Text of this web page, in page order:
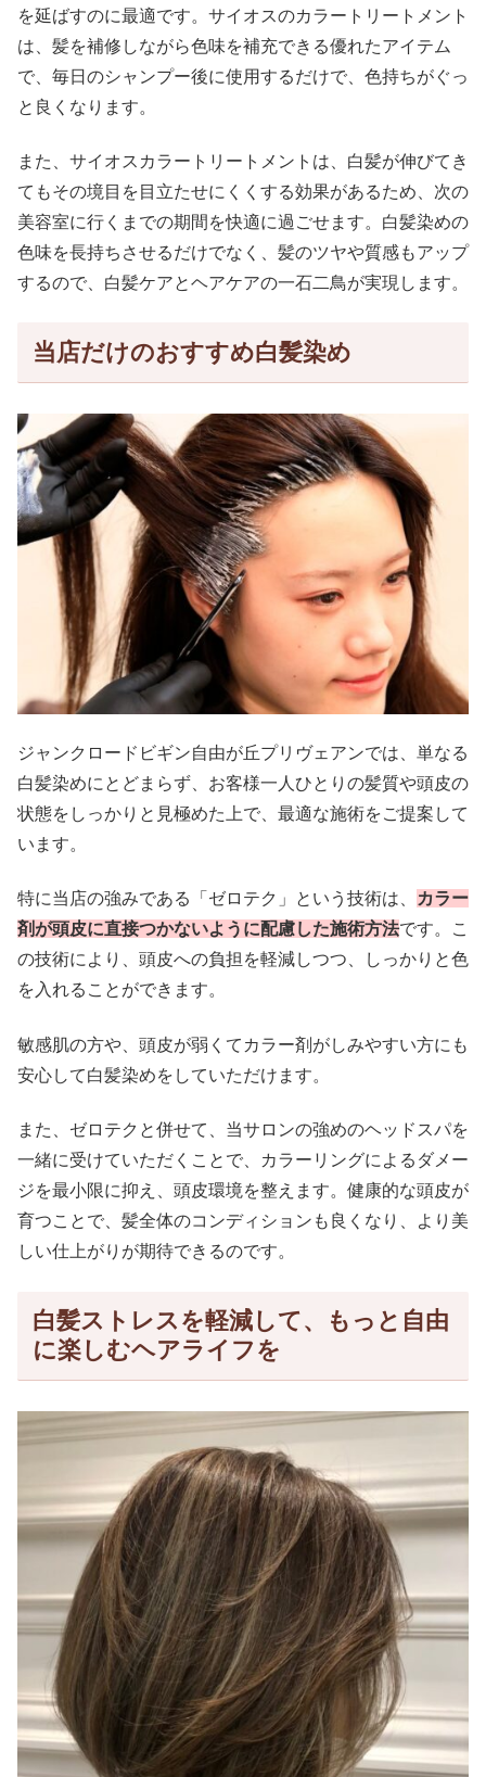
を延ばすのに最適です。サイオスのカラートリートメント
は、髪を補修しながら色味を補充できる優れたアイテム
で、毎日のシャンプー後に使用するだけで、色持ちがぐっ
と良くなります。
また、サイオスカラートリートメントは、白髪が伸びてき
てもその境目を目立たせにくくする効果があるため、次の
美容室に行くまでの期間を快適に過ごせます。白髪染めの
色味を長持ちさせるだけでなく、髪のツヤや質感もアップ
するので、白髪ケアとヘアケアの一石二鳥が実現します。
当店だけのおすすめ白髪染め
ジャンクロードビギン自由が丘プリヴェアンでは、単なる
白髪染めにとどまらず、お客様一人ひとりの髪質や頭皮の
状態をしっかりと見極めた上で、最適な施術をご提案して
います。
特に当店の強みである「ゼロテク」という技術は、
カラー
剤が頭皮に直接つかないように配慮した施術方法です。こ
の技術により、頭皮への負担を軽減しつつ、しっかりと色
を入れることができます。
敏感肌の方や、頭皮が弱くてカラー剤がしみやすい方にも
安心して白髪染めをしていただけます。
また、ゼロテクと併せて、当サロンの強めのヘッドスパを
一緒に受けていただくことで、カラーリングによるダメー
ジを最小限に抑え、頭皮環境を整えます。健康的な頭皮が
育つことで、髪全体のコンディションも良くなり、より美
しい仕上がりが期待できるのです。
白髪ストレスを軽減して、もっと自由
に楽しむヘアライフを